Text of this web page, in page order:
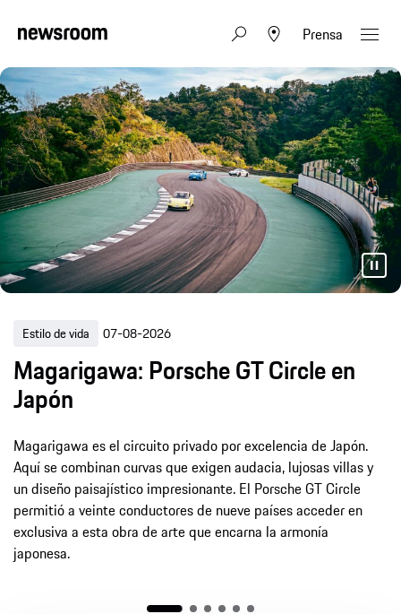
Prensa
Competición 05-08-2026
Homenaje al Museo Porsche: el
último 718 de competición sale a
La última unidad fabricada del 718 Cayman GT4 RS
Clubsport de competición disputó las 6 Horas del NLS con
una decoración especial inspirada en la arquitectura del
Museo Porsche.